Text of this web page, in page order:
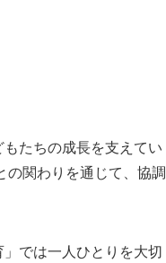
たちの成長を支えてい
の関わりを通じて、協調
では一人ひとりを大切